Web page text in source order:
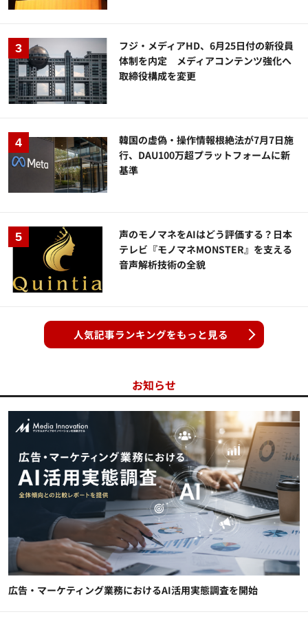
フジ・メディアHD、6月25日付の新役員
体制を内定 メディアコンテンツ強化へ
取締役構成を変更
韓国の虚偽・操作情報根絶法が7月7日施
行、DAU100万超プラットフォームに新
基準
声のモノマネをAIはどう評価する？日本
テレビ『モノマネMONSTER』を支える
音声解析技術の全貌
人気記事ランキングをもっと見る
お知らせ
広告・マーケティング業務におけるAI活用実態調査を開始